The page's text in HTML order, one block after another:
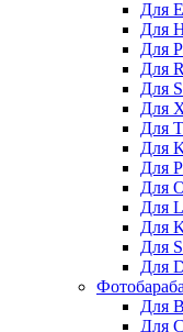
Для
Для
Для
Для
Для
Для
Для
Для
Для
Для
Для
Для
Для
Для
Для
Для